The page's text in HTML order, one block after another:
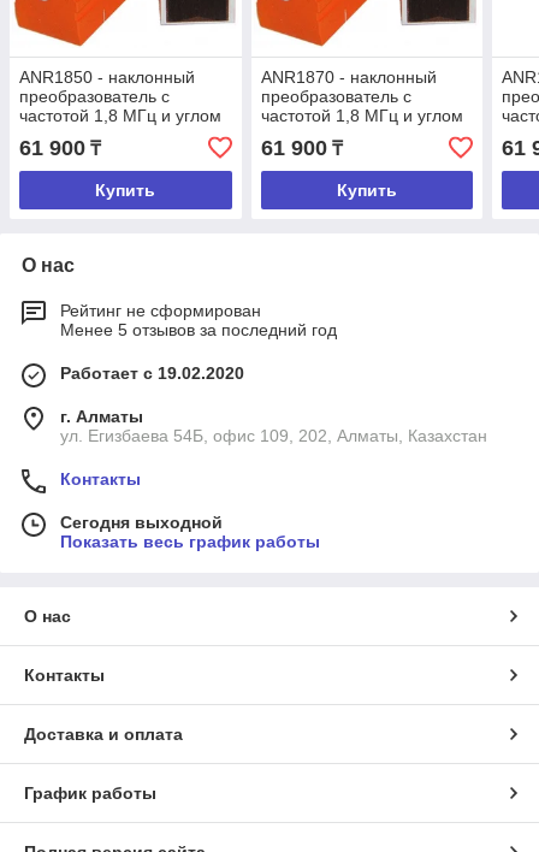
ANR1850 - наклонный
преобразователь с
частотой 1,8 МГц и углом
ввода 50 град.
61 900 ₸
Купить
ANR1870 - наклонный
преобразователь с
частотой 1,8 МГц и углом
ввода 70 град.
61 900₸
Купить
61
О нас
Рейтинг не сформирован
Менее 5 отзывов за последний год
Работает с 19.02.2020
г. Алматы
ул. Егизбаева 54Б, офис 109, 202, Алматы, Казахстан
Контакты
Сегодня выходной
Показать весь график работы
О нас
Контакты
Доставка и оплата
График работы